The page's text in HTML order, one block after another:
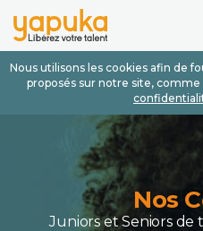
Nous utilisons les cookies afin de
proposés sur notre site,
Nos
Juniors et Seniors de